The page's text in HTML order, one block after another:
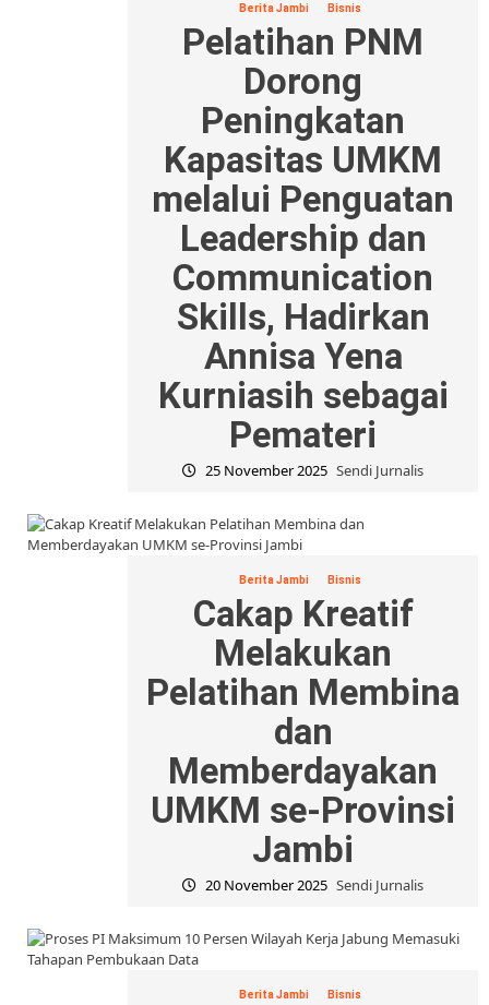
Berita Jambi Bisnis
Pelatihan PNM
Dorong
Peningkatan
Kapasitas UMKM
melalui Penguatan
Leadership dan
Communication
Skills, Hadirkan
Annisa Yena
Kurniasih sebagai
Pemateri
25 November 2025 Sendi Jurnalis
Berita Jambi Bisnis
Cakap Kreatif
Melakukan
Pelatihan Membina
dan
Memberdayakan
UMKM se-Provinsi
Jambi
20 November 2025 Sendi Jurnalis
Berita Jambi Bisnis